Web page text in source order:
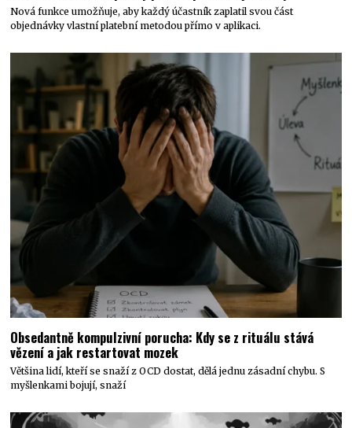
Nová funkce umožňuje, aby každý účastník zaplatil svou část
objednávky vlastní platební metodou přímo v aplikaci.
Obsedantně kompulzivní porucha: Kdy se z rituálu stává
vězení a jak restartovat mozek
Většina lidí, kteří se snaží z OCD dostat, dělá jednu zásadní chybu. S
myšlenkami bojují, snaží